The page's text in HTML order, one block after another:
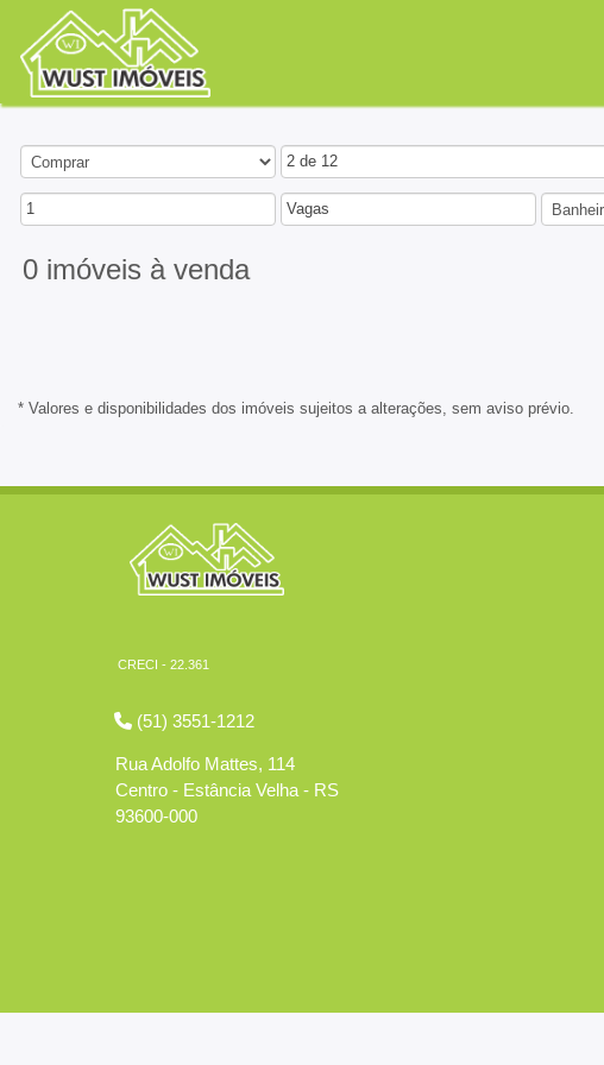
2 de 12
1 Vagas
0 imóveis à venda
* Valores e disponibilidades dos imóveis sujeitos a alterações, sem aviso prévio.
CRECI - 22.361
(51) 3551-1212
Rua Adolfo Mattes, 114
Centro - Estância Velha - RS
93600-000